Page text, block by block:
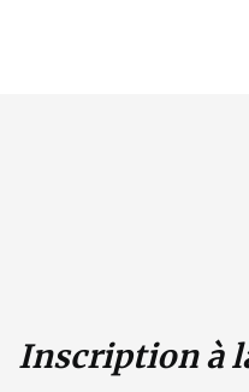
Inscription à